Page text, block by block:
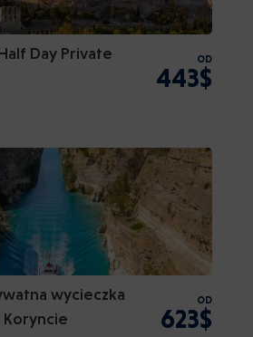
Day Private
OD
443$
wycieczka
OD
623$